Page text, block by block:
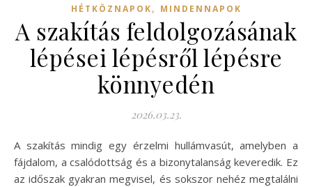
HÉTKÖZNAPOK, MINDENNAPOK
A szakítás feldolgozásának
lépései lépésről lépésre
könnyedén
2026.03.23.
A szakítás mindig egy érzelmi hullámvasút, amelyben a
fájdalom, a csalódottság és a bizonytalanság keveredik. Ez
az időszak gyakran megvisel, és sokszor nehéz megtalálni